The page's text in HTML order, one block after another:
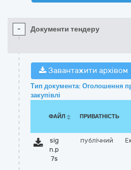
- Документи тендеру
Завантажити архівом
Тип документа: Оголошення
закупівлі
ФАЙЛ ПРИВАТНІСТЬ
sig
n.p
7s
публічний